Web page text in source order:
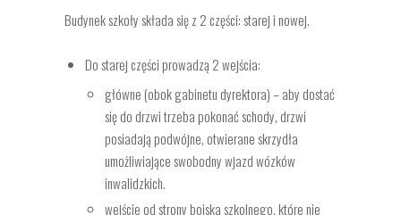
Budynek szkoły składa się z 2 części: starej i nowej.
Do starej części prowadzą 2 wejścia:
główne (obok gabinetu dyrektora) – aby dostać
się do drzwi trzeba pokonać schody, drzwi
posiadają podwójne, otwierane skrzydła
umożliwiające swobodny wjazd wózków
inwalidzkich.
wejście od strony boiska szkolnego, które nie